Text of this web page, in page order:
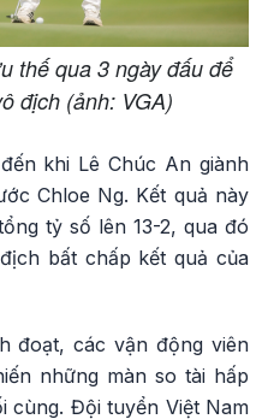
thế qua 3 ngày đấu để
địch (ảnh: VGA)
khi Lê Chúc An giành
Chloe Ng. Kết quả này
tỷ số lên 13-2, qua đó
bất chấp kết quả của
đoạt, các vận động viên
những màn so tài hấp
cùng. Đội tuyển Việt Nam